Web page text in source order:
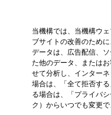
当機構では、当機構ウ
ブサイトの改善のため
データは、広告配信、
た他のデータ、または
せて分析し、インター
場合は、「全て拒否す
る場合は、「プライバ
ク）からいつでも変更で